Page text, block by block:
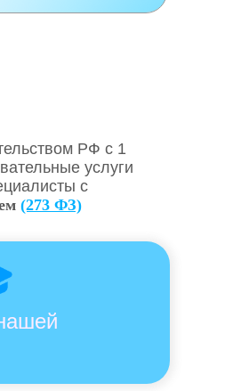
РФ c 1
услуги
с
(273 ФЗ)